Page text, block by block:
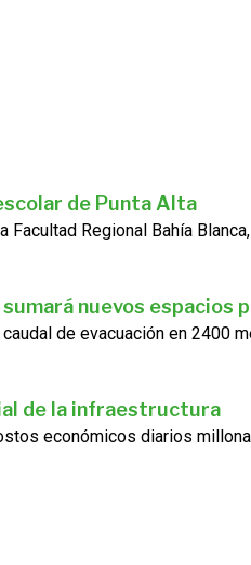
de Punta Alta
Facultad Regional Bahía
nuevos espacios
de evacuación en 2400
de la infraestructura
económicos diarios